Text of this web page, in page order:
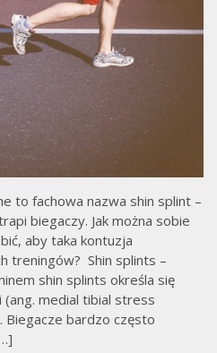
to fachowa nazwa shin splint –
biegaczy. Jak można sobie
aby taka kontuzja
treningów? Shin splints –
shin splints określa się
medial tibial stress
Biegacze bardzo często